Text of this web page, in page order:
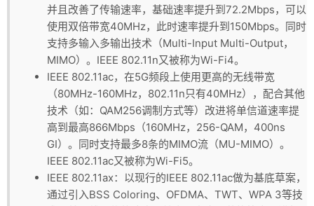
并且改善了传输速率，基础速率提升到72.2Mbps，可以
使用双倍带宽40MHz，此时速率提升到150Mbps。同时
支持多输入多输出技术（Multi-Input Multi-Output，
MIMO）。IEEE 802.11n又被称为Wi-Fi4。
IEEE 802.11ac，在5G频段上使用更高的无线带宽
（80MHz-160MHz，802.11n只有40MHz），配合其他
技术（如：QAM256调制方式等）改进将单信道速率提
高到最高866Mbps（160MHz，256-QAM，400ns
GI）。同时支持最多8条的MIMO流（MU-MIMO）。
IEEE 802.11ac又被称为Wi-Fi5。
IEEE 802.11ax：以现行的IEEE 802.11ac做为基底草案，
通过引入BSS Coloring、OFDMA、TWT、WPA 3等技